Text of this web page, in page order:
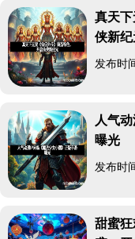
真天
侠新纪
发布时
人气
曝光
发布时
甜蜜